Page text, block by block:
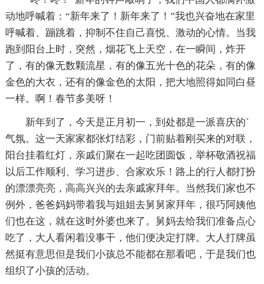
动地呼喊着：“新年来了！新年来了！”我也兴奋地在家里
呼喊着、蹦跳着，抑制不住自己喜悦、激动的心情。当我
跑到阳台上时，突然，烟花飞上天空，在一瞬间，炸开
了，有的像无数颗流星，有的像五光十色的花朵，有的像
金色的大衣，还有的像金色的太阳，把大地照得如同白昼
一样。啊！春节多美呀！
新年到了，今天是正月初一，到处都是一派喜庆的`
气氛。这一天家家都张灯结彩，门前贴着刚买来的对联，
阳台挂着红灯，亲戚们聚在一起吃团圆饭，举杯敬酒祝福
以后工作顺利、学习进步、合家欢乐！路上的行人都打扮
的漂漂亮亮，高高兴兴的去亲戚家拜年。当然我们家也不
例外，爸爸妈妈带着我与姐姐去舅舅家拜年，很巧阿姨他
们也在这，就在这时外婆也来了。舅妈去给我们准备点心
吃了，大人看闲着没事干，他们便决定打牌。大人打牌虽
然挺有意思但是我们小孩总不能都在那看吧，于是我们也
组织了小孩的活动。